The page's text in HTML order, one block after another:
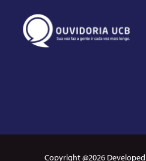
Copyright @2026